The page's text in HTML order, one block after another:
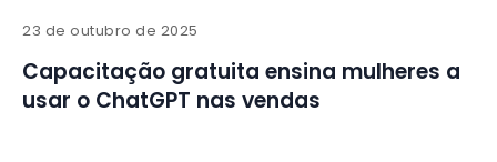
23 de outubro de 2025
Capacitação gratuita ensina mulheres a
usar o ChatGPT nas vendas